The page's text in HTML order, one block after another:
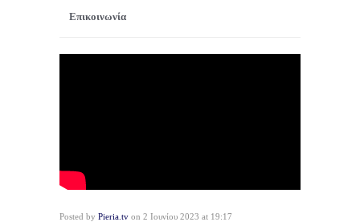
Επικοινωνία
Posted by Pieria.tv on 2 Ιουνίου 2023 at 19:17